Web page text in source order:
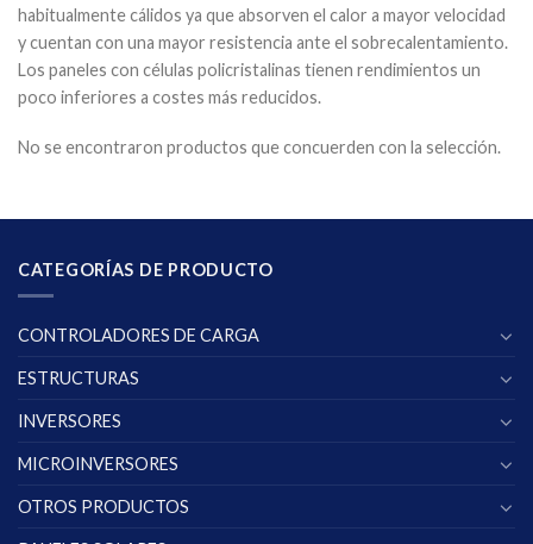
habitualmente cálidos ya que absorven el calor a mayor velocidad
y cuentan con una mayor resistencia ante el sobrecalentamiento.
Los paneles con células policristalinas tienen rendimientos un
poco inferiores a costes más reducidos.
No se encontraron productos que concuerden con la selección.
CATEGORÍAS DE PRODUCTO
CONTROLADORES DE CARGA
ESTRUCTURAS
INVERSORES
MICROINVERSORES
OTROS PRODUCTOS